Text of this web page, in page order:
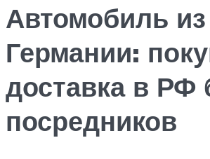
Автомобиль из
Германии:
доставка в РФ
посредников